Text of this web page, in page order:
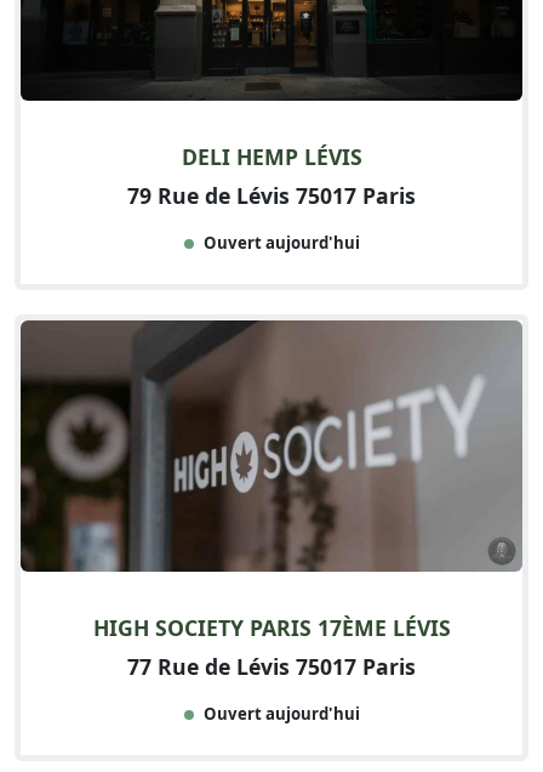
DELI HEMP LÉVIS
79 Rue de Lévis 75017 Paris
Ouvert aujourd'hui
HIGH SOCIETY PARIS 17ÈME LÉVIS
77 Rue de Lévis 75017 Paris
Ouvert aujourd'hui